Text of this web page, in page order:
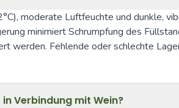
moderate Luftfeuchte und dunkle,
minimiert Schrumpfung des
werden. Fehlende oder schlechte
Verbindung mit Wein?